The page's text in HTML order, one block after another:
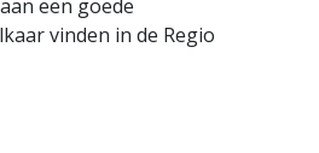
een goede
vinden in de Regio